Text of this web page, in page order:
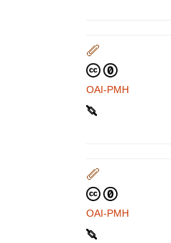
OAI-PMH
OAI-PMH